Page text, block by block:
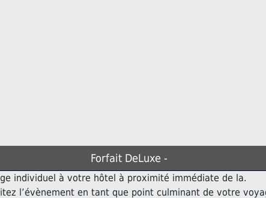
Forfait DeLuxe -
individuel à votre hôtel à proximité immédiate de la.
l’évènement en tant que point culminant de votre